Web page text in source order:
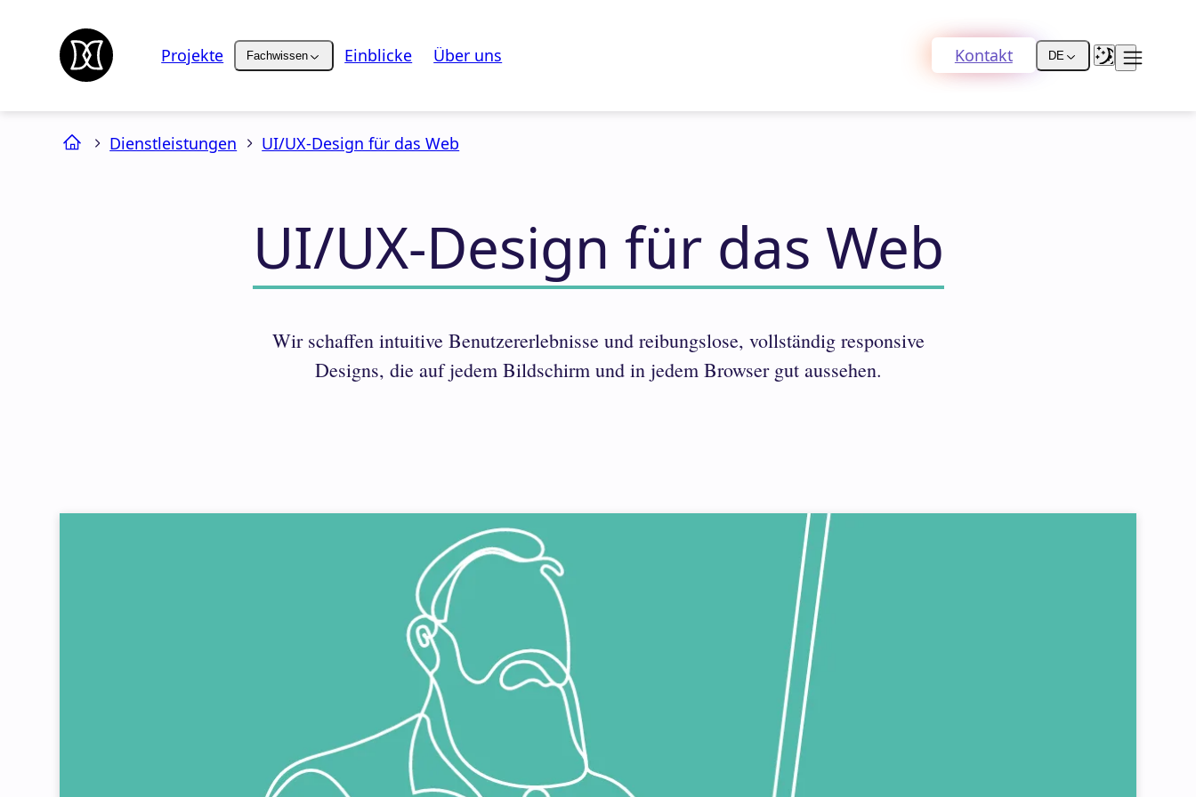
Projekte Fachwissen Einblicke Über uns Kontakt DE
Dienstleistungen UI/UX-Design für das Web
UI/UX-Design für das Web
Wir schaffen intuitive Benutzererlebnisse und reibungslose, vollständig responsive
Designs, die auf jedem Bildschirm und in jedem Browser gut aussehen.